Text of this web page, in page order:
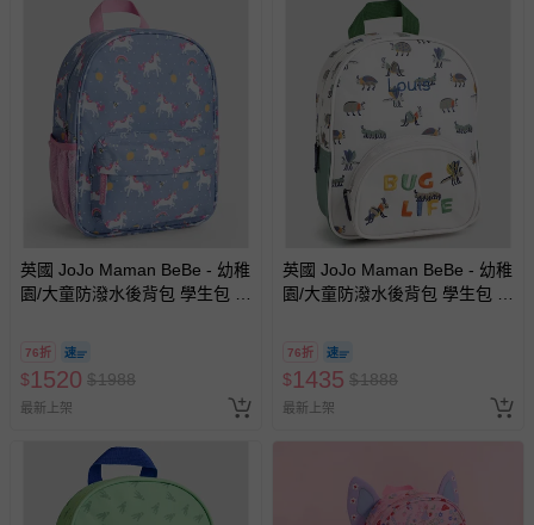
國際航空、客運、訂房等服務。
相關的退換貨辦理流程，可詳見： 退換貨 & 退款問題
其他常見問題：
運送服務：目前提供的運送僅限台灣本島。如您位於離島地
區，可能會無法配送，或須依據商品需加收離島運費。廠商
亦保留出貨與否的權利。離島、偏遠地區、樓層親送等加價
費用，可能會另需加收。
商品實際的配達日期，可於訂單個人資料內的查詢訂單內，
如您收到商品，請依正常流程檢查是否完好，若商品遇瑕疵
情形，您可申請更換新品或退貨，請見：退貨的辦理流程
若您對於會員帳號、商品訂購與資訊、購物流程、付款方
式、折價券與購物金的使用、退貨及商品運送方式等有疑
問，你可詳見：
預購商品：預購為海外同步代購，遇缺貨即會通知媽咪並協
英國 JoJo Maman BeBe - 幼稚
園/大童防潑水後背包 學生包 旅
76折
$1520 $1988
最新上架
英國 JoJo Maman BeBe - 幼稚
園/大童防潑水後背包 學生包 旅
76折
$1435 $1888
最新上架